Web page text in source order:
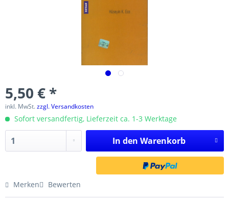
5,50 € *
inkl. MwSt.zzgl. Versandkosten
Sofort versandfertig, Lieferzeit ca. 1-3 Werktage
In den Warenkorb
Merken Bewerten